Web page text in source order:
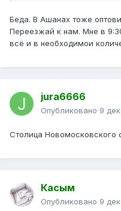
Беда. В Ашанах тоже
Переезжай к нам. Мне в
всё и в необходимои
jura6666
Опубликовано 9
Столица Новомосковского
Касым
Опубликовано 9